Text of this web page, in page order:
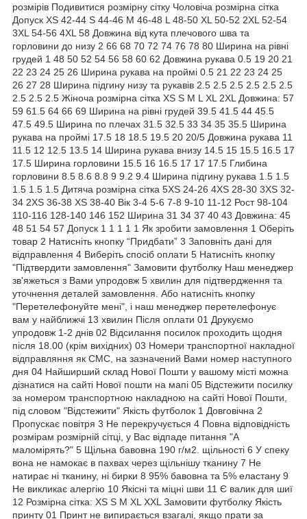
розмірів Подивитися розмірну сітку Чоловіча розмірна сітка
Допуск XS 42-44 S 44-46 M 46-48 L 48-50 XL 50-52 2XL 52-54
3XL 54-56 4XL 58 Довжина від кута плечового шва та
горловини до низу 2 66 68 70 72 74 76 78 80 Ширина на рівні
грудей 1 48 50 52 54 56 58 60 62 Довжина рукава 0.5 19 20 21
22 23 24 25 26 Ширина рукава на проймі 0.5 21 22 23 24 25
26 27 28 Ширина підгину низу та рукавів 2.5 2.5 2.5 2.5 2.5 2.5
2.5 2.5 2.5 Жіноча розмірна сітка XS S M L XL 2XL Довжина: 57
59 61.5 64 66 69 Ширина на рівні грудей 39.5 41.5 44 45.5
47.5 49.5 Ширина по плечах 31.5 32.5 33 34 35 35.5 Ширина
рукава на проймі 17.5 18 18.5 19.5 20 20/5 Довжина рукава 11
11.5 12 12.5 13.5 14 Ширина рукава внизу 14.5 15 15.5 16.5 17
17.5 Ширина горловини 15.5 16 16.5 17 17 17.5 Глибина
горловини 8.5 8.6 8.8 9 9.2 9.4 Ширина підгину рукава 1.5 1.5
1.5 1.5 1.5 Дитяча розмірна сітка 5XS 24-26 4XS 28-30 3XS 32-
34 2XS 36-38 XS 38-40 Вік 3-4 5-6 7-8 9-10 11-12 Рост 98-104
110-116 128-140 146 152 Ширина 31 34 37 40 43 Довжина: 45
48 51 54 57 Допуск 1 1 1 1 1 Як зробити замовлення 1 Оберіть
товар 2 Натисніть кнопку “Придбати” 3 Заповніть дані для
відправлення 4 Виберіть спосіб оплати 5 Натисніть кнопку
"Підтвердити замовлення" Замовити футболку Наш менеджер
зв'яжеться з Вами упродовж 5 хвилин для підтвердження та
уточнення деталей замовлення. Або натисніть кнопку
"Перетелефонуйте мені", і наш менеджер перетелефонує
вам у найближчі 13 хвилин Після оплати 01 Друкуємо
упродовж 1-2 днів 02 Відсилання посилок проходить щодня
після 18.00 (крім вихідних) 03 Номери транспортної накладної
відправляння як СМС, на зазначений Вами номер наступного
дня 04 Найширший склад Нової Пошти у вашому місті можна
дізнатися на сайті Нової пошти на мапі 05 Відстежити посилку
за номером транспортною накладною на сайті Нової Пошти,
під словом "Відстежити" Якість футболок 1 Довговічна 2
Пропускає повітря 3 Не перекручується 4 Повна відповідність
розмірам розмірній сітці, у Вас відпаде питання "А
маломірять?" 5 Щільна бавовна 190 г/м2. щільності 6 У спеку
вона не намокає в пахвах через щільнішу тканину 7 Не
натирає ні тканину, ні бирки 8 95% бавовна та 5% еластану 9
Не викликає алергію 10 Якісні та міцні шви 11 Є валик для шиї
12 Розмірна сітка: XS S M XL XXL Замовити футболку Якість
принту 01 Принт не випирається взагалі, якщо прати за